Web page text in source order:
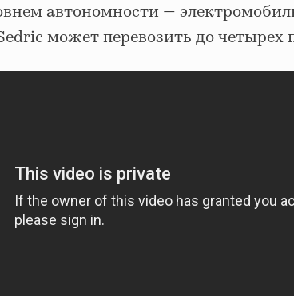
автономности —
может перевозить до четырех